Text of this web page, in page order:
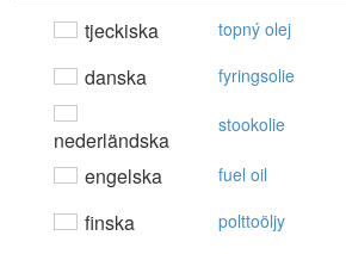
tjeckiska topný olej
danska fyringsolie
nederländska
stookolie
engelska fuel oil
finska polttoöljy